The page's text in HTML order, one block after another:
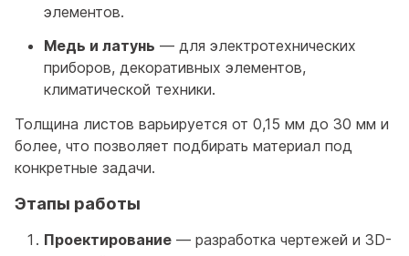
элементов.
Медь и латунь — для электротехнических
приборов, декоративных элементов,
климатической техники.
Толщина листов варьируется от 0,15 мм до 30 мм и
более, что позволяет подбирать материал под
конкретные задачи.
Этапы работы
Проектирование — разработка чертежей и 3D-